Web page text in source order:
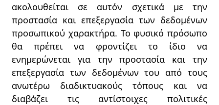
ακολουθείται σε αυτόν σχετικά με την
προστασία και επεξεργασία των δεδομένων
προσωπικού χαρακτήρα. Το φυσικό πρόσωπο
θα πρέπει να φροντίζει το ίδιο να
ενημερώνεται για την προστασία και την
επεξεργασία των δεδομένων του από τους
ανωτέρω διαδικτυακούς τόπους και να
διαβάζει τις αντίστοιχες πολιτικές